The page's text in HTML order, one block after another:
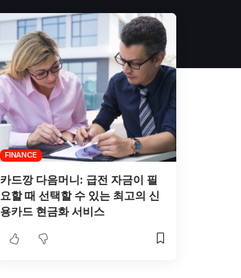
FINANCE
카드깡 다음머니: 급전 자금이 필
요할 때 선택할 수 있는 최고의 신
용카드 현금화 서비스